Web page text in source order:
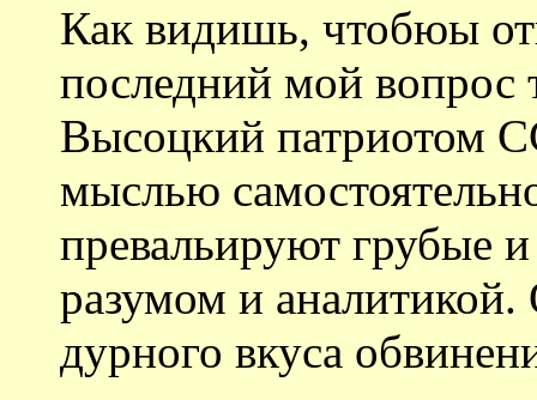
Как видишь, чтобюы
последний мой вопрос
Высоцкий патриотом
мыслью
превальируют грубые
разумом и
дурного вкуса